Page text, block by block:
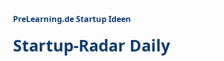
PreLearning.de Startup Ideen
Startup-Radar Daily